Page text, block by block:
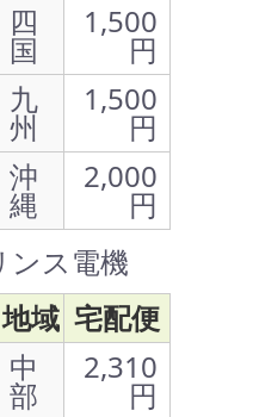
四
国
1,500
円
九
州
1,500
円
沖
縄
2,000
円
ンス電機
地域 宅配便
中
部
2,310
円